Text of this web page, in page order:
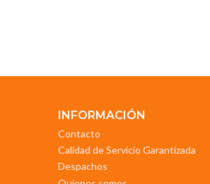
INFORMACIÓN
Contacto
Calidad de Servicio Garantizada
Despachos